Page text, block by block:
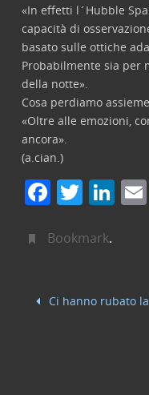
«In effetti l´Hubble
capacità di
basato sulle ottiche
Probabilmente sia per
della notte».
Cosa perdiamo
«Oltre alle emozioni,
ancora».
(a.cian.)
F
c
b
T
itt
Li
dI
Bookmark.
Ci hanno rubato